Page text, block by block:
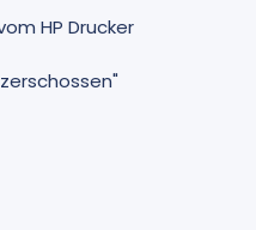
HP Drucker